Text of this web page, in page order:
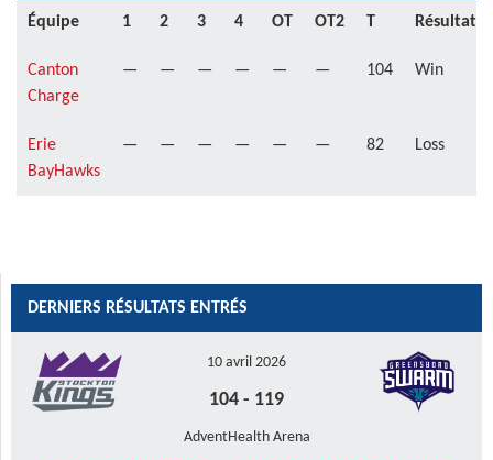
Équipe 1 2 3 4 OT OT2 T Résultat
Canton
Charge
— — — — — — 104 Win
Erie
BayHawks
— — — — — — 82 Loss
DERNIERS RÉSULTATS ENTRÉS
10 avril 2026
104 - 119
AdventHealth Arena